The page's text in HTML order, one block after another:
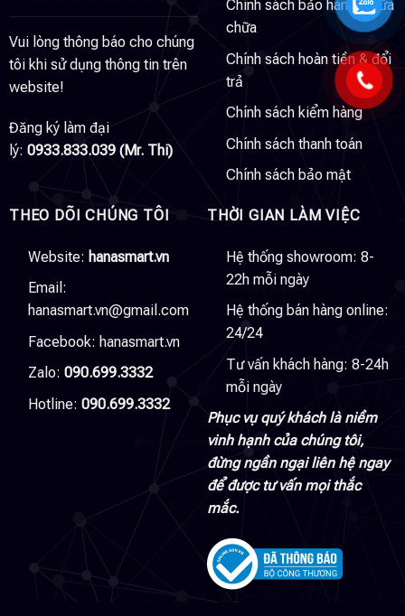
Vui lòng thông báo cho chúng
tôi khi sử dụng thông tin trên
website!
Đăng ký làm đại
lý: 0933.833.039 (Mr. Thi)
Chính sách bảo hành & sửa
chữa
Chính sách hoàn tiền & đổi
trả
Chính sách kiểm hàng
Chính sách thanh toán
Chính sách bảo mật
THEO DÕI CHÚNG TÔI
Website: hanasmart.vn
Email:
hanasmart.vn@gmail.com
Facebook: hanasmart.vn
Zalo: 090.699.3332
Hotline: 090.699.3332
THỜI GIAN LÀM VIỆC
Hệ thống showroom: 8-
22h mỗi ngày
Hệ thống bán hàng online:
24/24
Tư vấn khách hàng: 8-24h
mỗi ngày
Phục vụ quý khách là niềm
vinh hạnh của chúng tôi,
đừng ngần ngại liên hệ ngay
để được tư vấn mọi thắc
mắc.